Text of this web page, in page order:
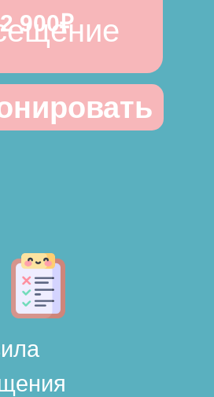
2 900₽